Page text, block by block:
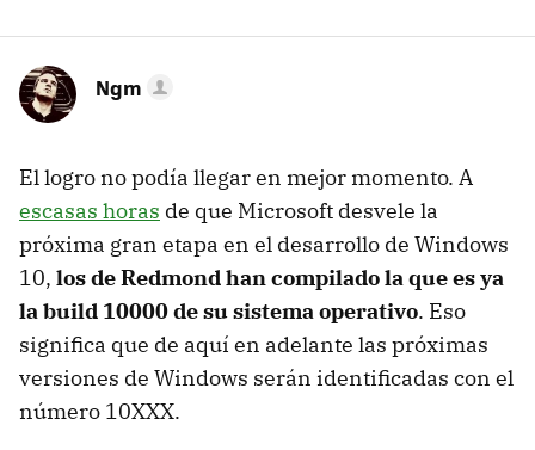
Ngm
El logro no podía llegar en mejor momento. A
escasas horas de que Microsoft desvele la
próxima gran etapa en el desarrollo de Windows
10, los de Redmond han compilado la que es ya
la build 10000 de su sistema operativo. Eso
significa que de aquí en adelante las próximas
versiones de Windows serán identificadas con el
número 10XXX.